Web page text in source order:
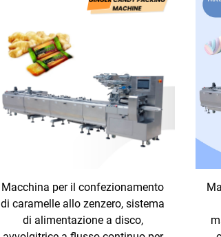
Macchina per il confezionamento
di caramelle allo zenzero, sistema
di alimentazione a disco,